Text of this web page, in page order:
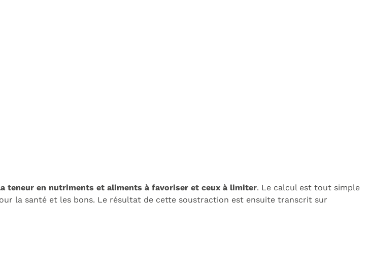
teneur en nutriments et aliments à favoriser et ceux à limiter. Le calcul est tout simple
la santé et les bons. Le résultat de cette soustraction est ensuite transcrit sur